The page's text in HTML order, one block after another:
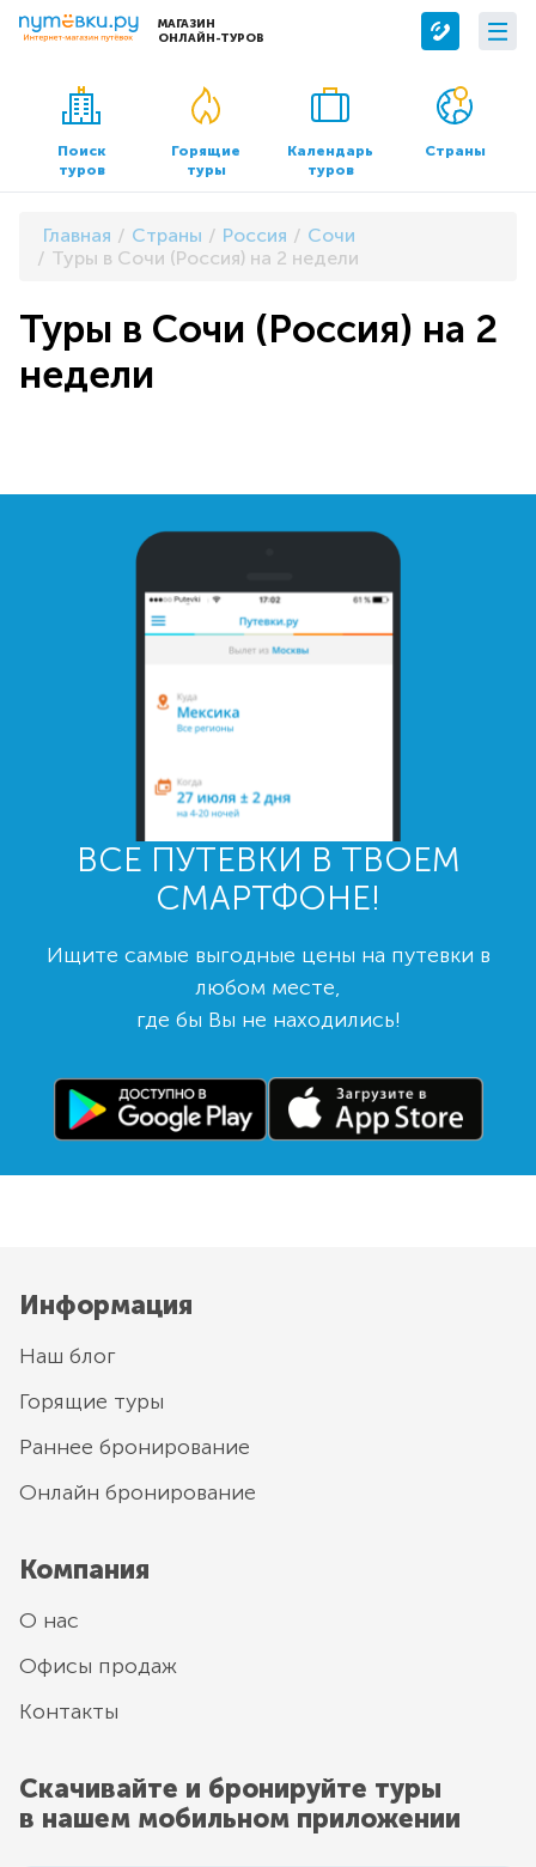
МАГАЗИН
ОНЛАЙН-ТУРОВ
Сервисы
Бронирование отелей
Трансфер
О компании
О нас
Контакты
Документы и реквизиты
Поиск
туров
Горящие
туры
Календарь
туров
Страны
Главная Страны Россия
Сочи
Туры в Сочи (Россия) на 2 недели
Туры в Сочи (Россия) на 2
недели
ВСЕ ПУТЕВКИ В ТВОЕМ
СМАРТФОНЕ!
Ищите самые выгодные цены на путевки в
любом месте,
где бы Вы не находились!
Информация
Наш блог
Горящие туры
Раннее бронирование
Онлайн бронирование
Компания
О нас
Офисы продаж
Контакты
Скачивайте и бронируйте туры
в нашем мобильном приложении